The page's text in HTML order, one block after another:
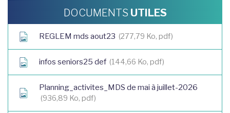
DOCUMENTS UTILES
REGLEM mds aout23 277,79 Ko, pdf
infos seniors25 def 144,66 Ko, pdf
Planning_activites_MDS de mai à juillet-2026
936,89 Ko, pdf